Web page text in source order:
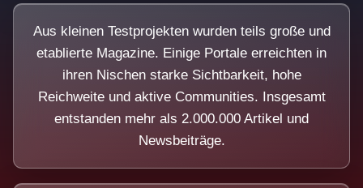
Aus kleinen Testprojekten wurden teils große und
etablierte Magazine. Einige Portale erreichten in
ihren Nischen starke Sichtbarkeit, hohe
Reichweite und aktive Communities. Insgesamt
entstanden mehr als 2.000.000 Artikel und
Newsbeiträge.